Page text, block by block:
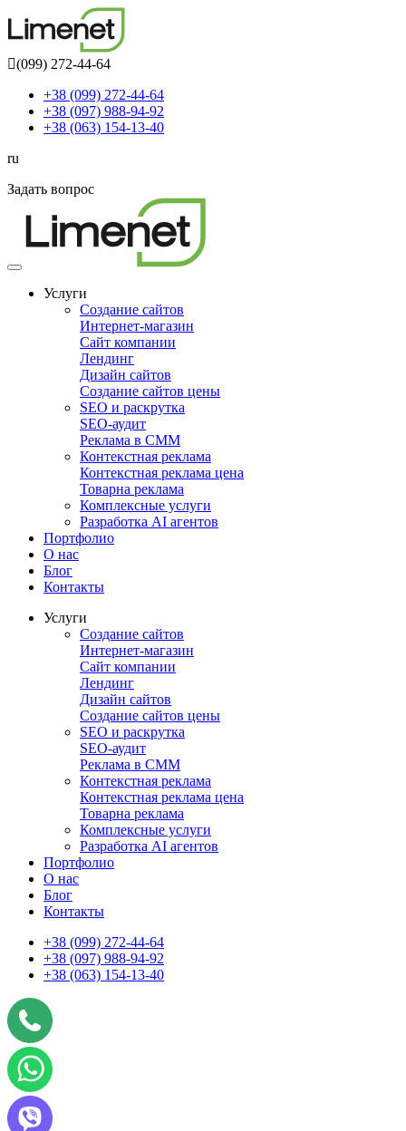
(099) 272-44-64
+38 (099) 272-44-64
+38 (097) 988-94-92
+38 (063) 154-13-40
ru
Задать вопрос
Toggle
navigationУслуги
Создание сайтов
Интернет-магазин
Сайт компании
Лендинг
Дизайн сайтов
Создание сайтов цены
SEO и раскрутка
SEO-аудит
Реклама в СММ
Контекстная реклама
Контекстная реклама цена
Товарна реклама
Комплексные услуги
Разработка AI агентов
Портфолио
О нас
Блог
Контакты
Услуги
Создание сайтов
Интернет-магазин
Сайт компании
Лендинг
Дизайн сайтов
Создание сайтов цены
SEO и раскрутка
SEO-аудит
Реклама в СММ
Контекстная реклама
Контекстная реклама цена
Товарна реклама
Комплексные услуги
Разработка AI агентов
Портфолио
О нас
Блог
Контакты
+38 (099) 272-44-64
+38 (097) 988-94-92
+38 (063) 154-13-40